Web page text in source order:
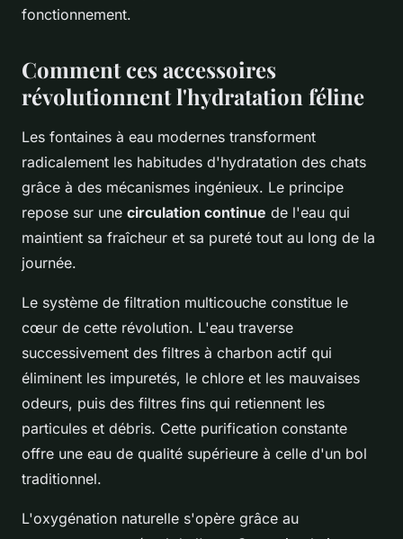
fonctionnement.
Comment ces accessoires
révolutionnent l'hydratation féline
Les fontaines à eau modernes transforment
radicalement les habitudes d'hydratation des chats
grâce à des mécanismes ingénieux. Le principe
repose sur une circulation continue de l'eau qui
maintient sa fraîcheur et sa pureté tout au long de la
journée.
Le système de filtration multicouche constitue le
cœur de cette révolution. L'eau traverse
successivement des filtres à charbon actif qui
éliminent les impuretés, le chlore et les mauvaises
odeurs, puis des filtres fins qui retiennent les
particules et débris. Cette purification constante
offre une eau de qualité supérieure à celle d'un bol
traditionnel.
L'oxygénation naturelle s'opère grâce au